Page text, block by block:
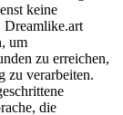
keine
Dreamlike.art
um
zu erreichen,
zu verarbeiten.
die